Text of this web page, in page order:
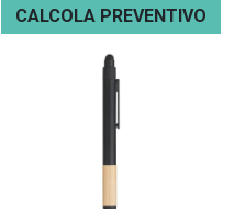
CALCOLA PREVENTIVO